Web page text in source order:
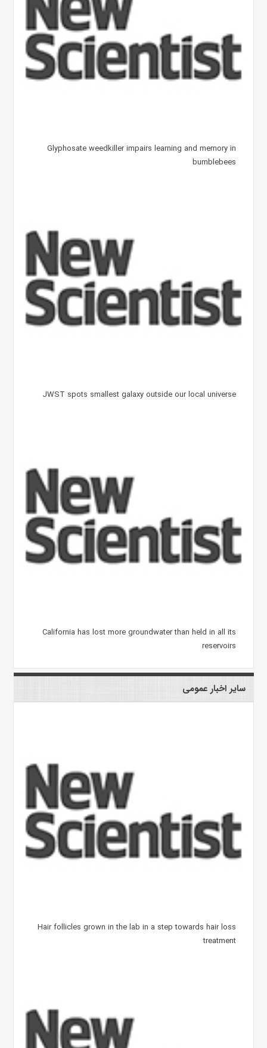
Glyphosate weedkiller impairs learning and memory in
bumblebees
JWST spots smallest galaxy outside our local universe
California has lost more groundwater than held in all its
reservoirs
سایر اخبار عمومی
Hair follicles grown in the lab in a step towards hair loss
treatment